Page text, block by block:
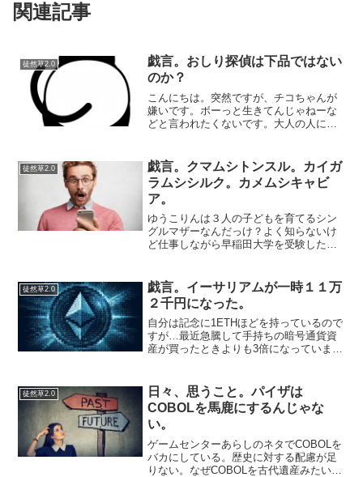
関連記事
徒然草2.0
戯言。おしり探偵は下品ではない
のか？
こんにちは。突然ですが、チコちゃんが
嫌いです。ボーっと生きてんじゃねーな
どと言われたくないです。大人の人にい
惰なのかもしれませんね。甘えでしょう
か？子どもとはいえ、もう...
徒然草2.0
戯言。クマムシトンスル。カイガ
ラムシシルク。カメムシキャビ
ア。
ゆうこりんは３人の子どもを育てるシン
グルマザーなんだっけ？よく知らないけ
ど仕事しながら早稲田大学を受験したと
すが。りゅうちぇると矢口真里を足して
二で割った感じの得体の知...
徒然草2.0
戯言。イーサリアムが一時１１万
２千円になった。
自分は記念に1ETHほどを持っているので
すが…最近急騰して手持ちの暗号通貨資
産が買ったときよりも3倍になっていま
の計算がめんどうなので売る予定はない
ですが…ビットコイ...
徒然草2.0
日々、思うこと。パイザは
COBOLを馬鹿にするんじゃな
い。
ゲームセンターあらしのネタでCOBOLを
バカにしている。歴史に対する配慮が足
りない。なぜCOBOLを古代遺産みたいに